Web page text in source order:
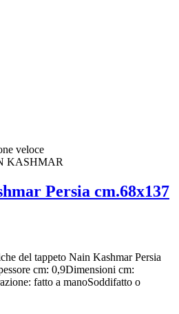
veloce
KASHMAR
Persia cm.68x137
del tappeto Nain Kashmar Persia
cm: 0,9Dimensioni cm:
fatto a manoSoddifatto o